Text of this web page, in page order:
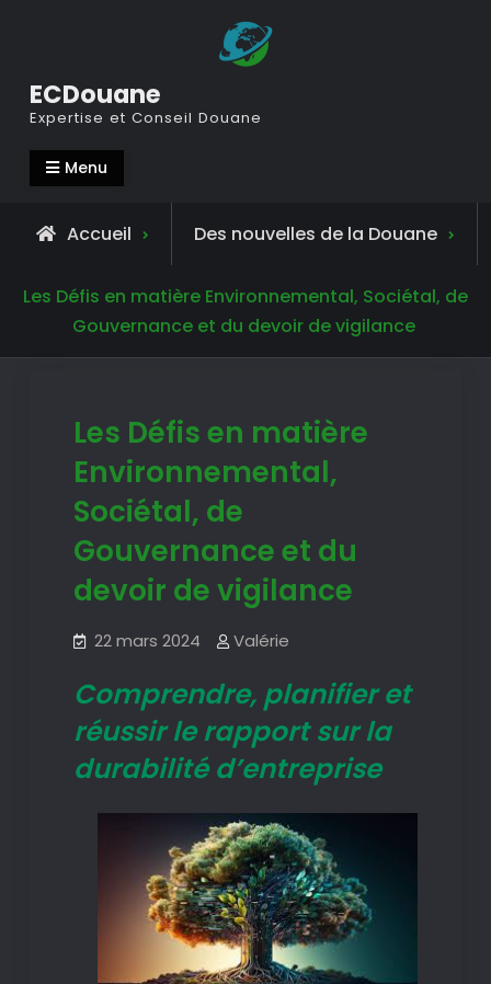
ECDouane
Expertise et Conseil Douane
Menu
Accueil Des nouvelles de la Douane
Les Défis en matière Environnemental, Sociétal, de
Gouvernance et du devoir de vigilance
Les Défis en matière
Environnemental,
Sociétal, de
Gouvernance et du
devoir de vigilance
22 mars 2024 Valérie
Comprendre, planifier et
réussir le rapport sur la
durabilité d’entreprise